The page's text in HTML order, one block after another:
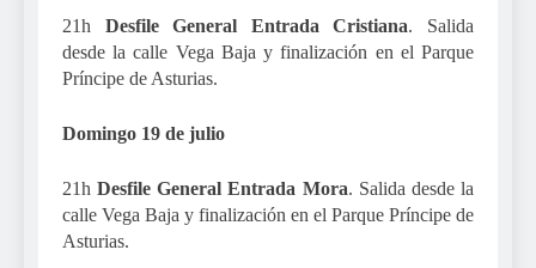
21h Desfile General Entrada Cristiana. Salida
desde la calle Vega Baja y finalización en el Parque
Príncipe de Asturias.
Domingo 19 de julio
21hDesfile General Entrada Mora. Salida desde la
calle Vega Baja y finalización en el Parque Príncipe de
Asturias.